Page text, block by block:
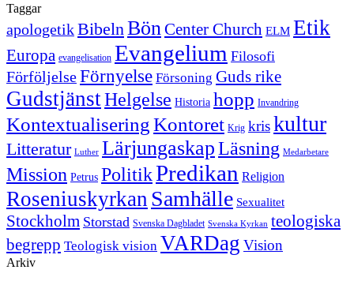
Taggar
apologetikBibeln BönCenter Church ELM Etik
Europa evangelisation Evangelium Filosofi
FörföljelseFörnyelse Försoning Guds rike
GudstjänstHelgelse Historia hopp Invandring
KontextualiseringKontoret Krig kriskultur
Litteratur Luther LärjungaskapLäsning Medarbetare
Mission Petrus PolitikPredikan Religion
Roseniuskyrkan Samhälle Sexualitet
Stockholm Storstad Svenska Dagbladet Svenska Kyrkan teologiska
begrepp Teologisk vision VARDag Vision
Arkiv